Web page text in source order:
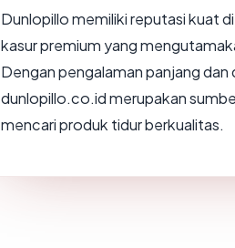
Dunlopillo memiliki reputasi kuat
kasur premium yang
Dengan pengalaman panjang
dunlopillo.co.id merupakan
mencari produk tidur berkualitas.